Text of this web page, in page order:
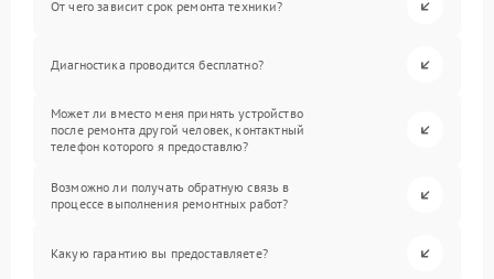
От чего зависит срок ремонта техники?
Диагностика проводится бесплатно?
Может ли вместо меня принять устройство
после ремонта другой человек, контактный
телефон которого я предоставлю?
Возможно ли получать обратную связь в
процессе выполнения ремонтных работ?
Какую гарантию вы предоставляете?